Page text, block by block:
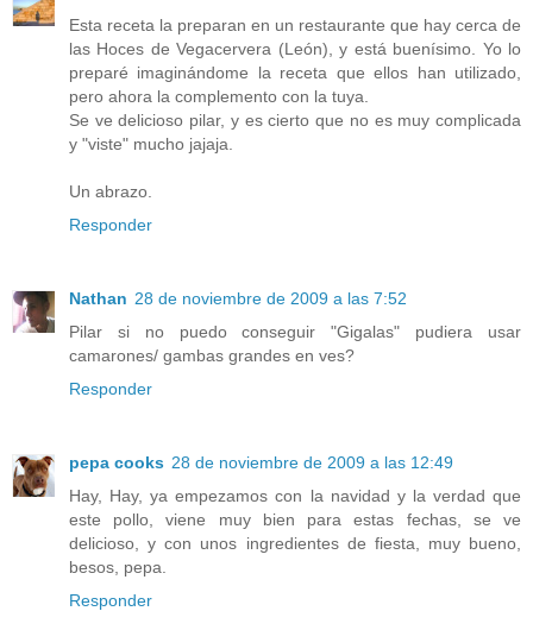
Esta receta la preparan en un restaurante que hay cerca de
las Hoces de Vegacervera (León), y está buenísimo. Yo lo
preparé imaginándome la receta que ellos han utilizado,
pero ahora la complemento con la tuya.
Se ve delicioso pilar, y es cierto que no es muy complicada
y "viste" mucho jajaja.
Un abrazo.
Responder
Nathan 28 de noviembre de 2009 a las 7:52
Pilar si no puedo conseguir "Gigalas" pudiera usar
camarones/ gambas grandes en ves?
Responder
pepa cooks 28 de noviembre de 2009 a las 12:49
Hay, Hay, ya empezamos con la navidad y la verdad que
este pollo, viene muy bien para estas fechas, se ve
delicioso, y con unos ingredientes de fiesta, muy bueno,
besos, pepa.
Responder